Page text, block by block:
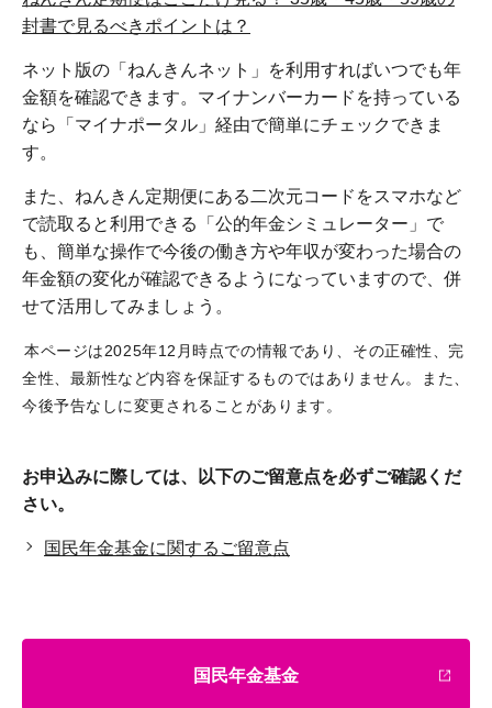
封書で見るべきポイントは？
ネット版の「ねんきんネット」を利用すればいつでも年
金額を確認できます。マイナンバーカードを持っている
なら「マイナポータル」経由で簡単にチェックできま
す。
また、ねんきん定期便にある二次元コードをスマホなど
で読取ると利用できる「公的年金シミュレーター」で
も、簡単な操作で今後の働き方や年収が変わった場合の
年金額の変化が確認できるようになっていますので、併
せて活用してみましょう。
本ページは2025年12月時点での情報であり、その正確性、完
全性、最新性など内容を保証するものではありません。また、
今後予告なしに変更されることがあります。
お申込みに際しては、以下のご留意点を必ずご確認くだ
さい。
国民年金基金に関するご留意点
国民年金基金